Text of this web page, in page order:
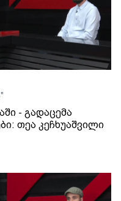
- გადაცემა
თეა კეჩხუაშვილი